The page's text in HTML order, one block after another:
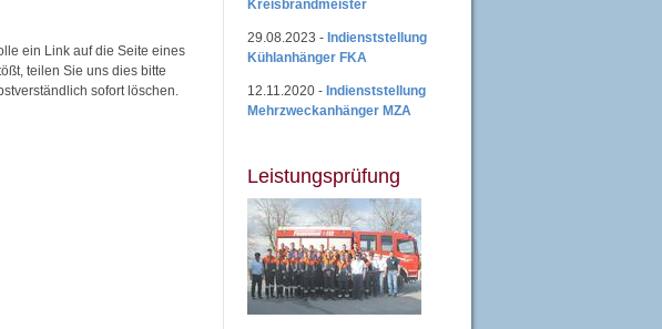
ein Link auf die Seite eines
teilen Sie uns dies bitte
sofort löschen.
Kreisbrandmeister
29.08.2023 - Indienststellung
Kühlanhänger FKA
12.11.2020 - Indienststellung
Mehrzweckanhänger MZA
Leistungsprüfung